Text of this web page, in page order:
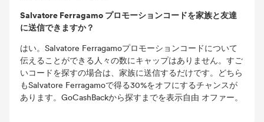
Salvatore Ferragamo プロモーションコードを家族と友達
に送信できますか？
はい。Salvatore Ferragamoプロモーションコードについて
伝えることができる人々の数にキャップはありません。すご
いコードを探すの場合は、家族に送信するだけです。どちら
もSalvatore Ferragamoで得る30%をオフにするチャンスが
あります。GoCashBackから探すまでを表示自由 オファー。